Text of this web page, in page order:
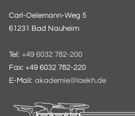
Carl-Oelemann-Weg 5
61231 Bad Nauheim
Tel: +49 6032 782-200
Fax: +49 6032 782-220
E-Mail: akademie@laekh.de